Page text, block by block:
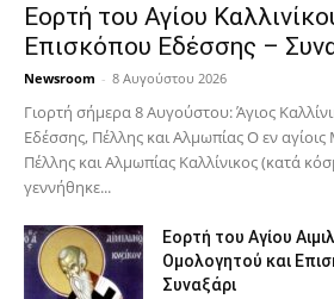
Εορτή του Αγίου
Επισκόπου Εδέσσης –
Newsroom - 8 Αυγούστου 2026
Γιορτή σήμερα 8 Αυγούστου: Άγιος
Εδέσσης, Πέλλης και Αλμωπίας Ο εν
Πέλλης και Αλμωπίας Καλλίνικος (κατά
γεννήθηκε...
Εορτή του Αγίου
Ομολογητού και
Συναξάρι